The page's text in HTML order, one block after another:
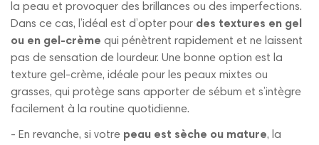
la peau et provoquer des brillances ou des imperfections.
Dans ce cas, l’idéal est d’opter pour des textures en gel
ou en gel-crème qui pénètrent rapidement et ne laissent
pas de sensation de lourdeur. Une bonne option est la
texture gel-crème, idéale pour les peaux mixtes ou
grasses, qui protège sans apporter de sébum et s’intègre
facilement à la routine quotidienne.
- En revanche, si votre peau est sèche ou mature, la